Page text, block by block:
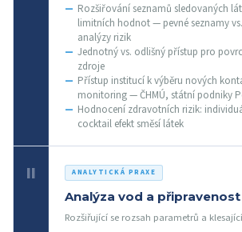
Rozšiřování seznamů sledovaných
limitních hodnot — pevné seznamy
analýzy rizik
Jednotný vs. odlišný přístup pro
zdroje
Přístup institucí k výběru nových
monitoring — ČHMÚ, státní podniky
Hodnocení zdravotních rizik:
cocktail efekt směsí látek
II ANALYTICKÁ PRAXE
Analýza vod a
Rozšiřující se rozsah parametrů a